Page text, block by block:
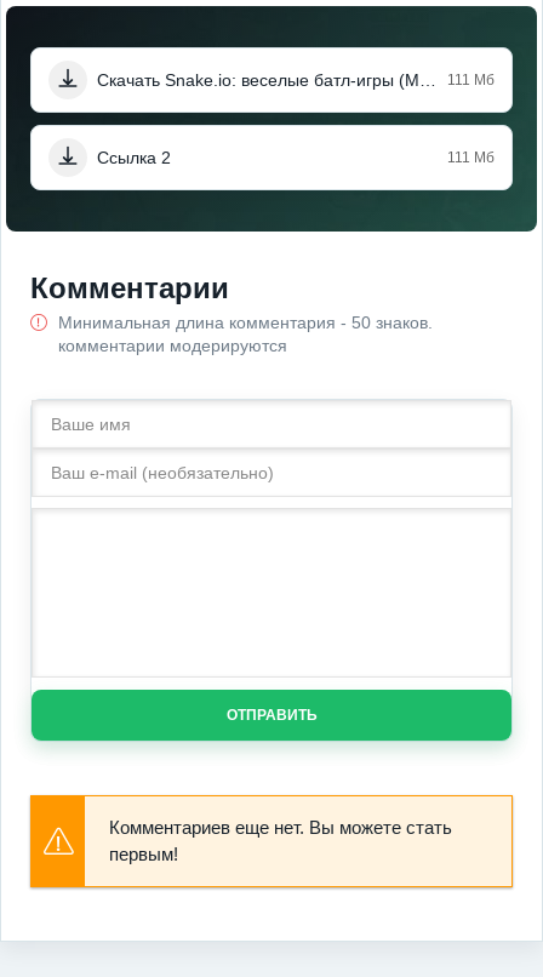
111 Мб
Ссылка 2 111 Мб
Комментарии
Минимальная длина комментария - 50 знаков.
комментарии модерируются
ОТПРАВИТЬ
Комментариев еще нет. Вы можете стать
первым!